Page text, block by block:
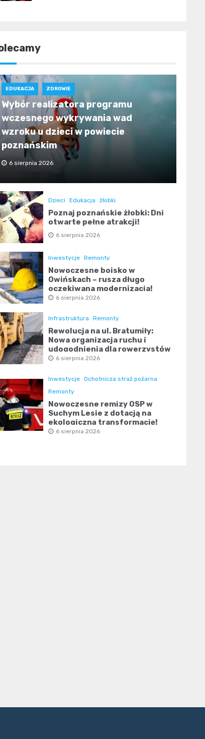
EDUKACJA ZDROWIE
Wybór realizatora programu
wczesnego wykrywania wad
wzroku u dzieci w powiecie
poznańskim
6 sierpnia 2026
Dzieci Edukacja żłobki
Poznaj poznańskie żłobki: Dni
otwarte pełne atrakcji!
6 sierpnia 2026
Inwestycje Remonty
Nowoczesne boisko w
Owińskach – rusza długo
oczekiwana modernizacja!
6 sierpnia 2026
Infrastruktura Remonty
Rewolucja na ul. Bratumiły:
Nowa organizacja ruchu i
udogodnienia dla rowerzystów
6 sierpnia 2026
Inwestycje Ochotnicza straż pożarna
Remonty
Nowoczesne remizy OSP w
Suchym Lesie z dotacją na
ekologiczną transformację!
6 sierpnia 2026